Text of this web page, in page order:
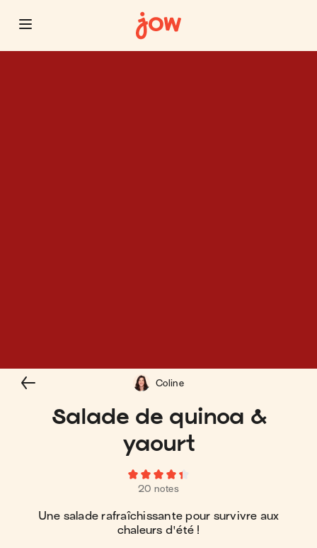
Salade de quinoa &
yaourt
20 notes
Une salade rafraîchissante pour survivre aux
chaleurs d'été !
Coline